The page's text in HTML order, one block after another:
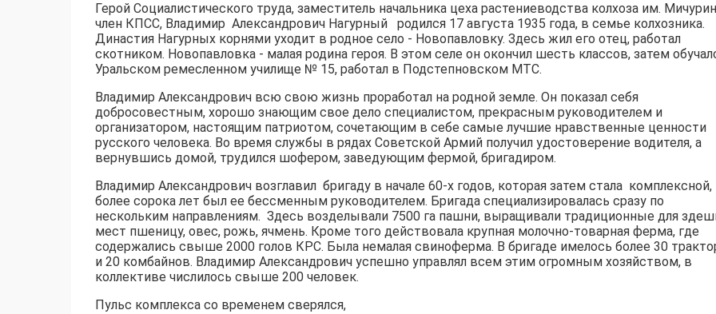
Герой Социалистического труда, заместитель начальника цеха растениеводства колхоза им.
член КПСС, Владимир Александрович Нагурный родился 17 августа 1935 года, в семье колхозника.
Династия Нагурных корнями уходит в родное село - Новопавловку. Здесь жил его отец, работал
скотником. Новопавловка - малая родина героя. В этом селе он окончил шесть классов, затем
Уральском ремесленном училище № 15, работал в Подстепновском МТС.
Владимир Александрович всю свою жизнь проработал на родной земле. Он показал себя
добросовестным, хорошо знающим свое дело специалистом, прекрасным руководителем и
организатором, настоящим патриотом, сочетающим в себе самые лучшие нравственные ценности
русского человека. Во время службы в рядах Советской Армий получил удостоверение водителя, а
вернувшись домой, трудился шофером, заведующим фермой, бригадиром.
Владимир Александрович возглавил бригаду в начале 60-х годов, которая затем стала комплексной,
более сорока лет был ее бессменным руководителем. Бригада специализировалась сразу по
нескольким направлениям. Здесь возделывали 7500 га пашни, выращивали традиционные для
мест пшеницу, овес, рожь, ячмень. Кроме того действовала крупная молочно-товарная ферма, где
содержались свыше 2000 голов КРС. Была немалая свиноферма. В бригаде имелось более 30
и 20 комбайнов. Владимир Александрович успешно управлял всем этим огромным хозяйством, в
коллективе числилось свыше 200 человек.
Пульс комплекса со временем сверялся,